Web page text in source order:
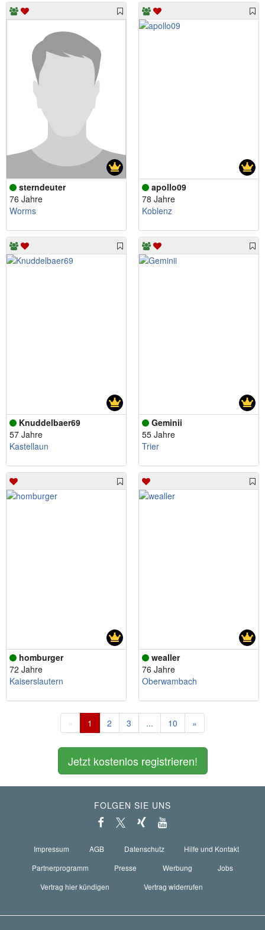
sterndeuter
76 Jahre
Worms
apollo09
78 Jahre
Koblenz
Knuddelbaer69
57 Jahre
Kastellaun
Geminii
55 Jahre
Trier
homburger
72 Jahre
Kaiserslautern
wealler
76 Jahre
Oberwambach
« 1 2 3 ... 10 »
Jetzt kostenlos registrieren!
FOLGEN SIE UNS
Impressum AGB Datenschutz
Hilfe und Kontakt
Partnerprogramm
Presse Werbung
Jobs
Vertrag hier kündigen
Vertrag widerrufen